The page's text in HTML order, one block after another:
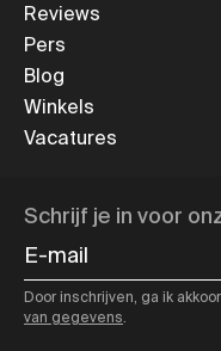
Reviews
Pers
Blog
Winkels
Vacatures
Schrijf je in voor
E-mail
Door inschrijven, ga ik
van gegevens.